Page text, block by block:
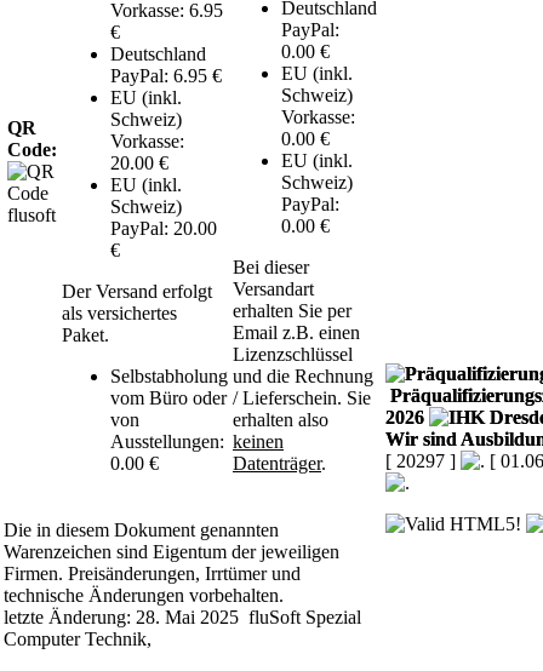
QR
Code:
Vorkasse: 6.95
€
Deutschland
PayPal: 6.95 €
EU (inkl.
Schweiz)
Vorkasse:
20.00 €
EU (inkl.
Schweiz)
PayPal: 20.00
€
Der Versand erfolgt
als versichertes
Paket.
Selbstabholung
vom Büro oder
von
Ausstellungen:
0.00 €
Deutschland
PayPal:
0.00 €
EU (inkl.
Schweiz)
Vorkasse:
0.00 €
EU (inkl.
Schweiz)
PayPal:
0.00 €
Bei dieser
Versandart
erhalten Sie per
Email z.B. einen
Lizenzschlüssel
und die Rechnung
/ Lieferschein. Sie
erhalten also
keinen
Datenträger.
Die in diesem Dokument genannten
Warenzeichen sind Eigentum der jeweiligen
Firmen. Preisänderungen, Irrtümer und
technische Änderungen vorbehalten.
letzte Änderung: 28. Mai 2025 fluSoft Spezial
Computer Technik,
2026
Wir sind
[ 20297 ]
[